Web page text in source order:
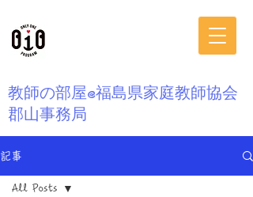
​教師の部屋@福島県家庭教師協会
郡山事務局
記事
All Posts